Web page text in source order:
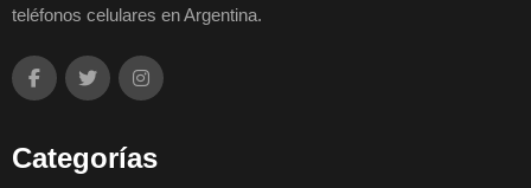
teléfonos celulares en Argentina.
Categorías